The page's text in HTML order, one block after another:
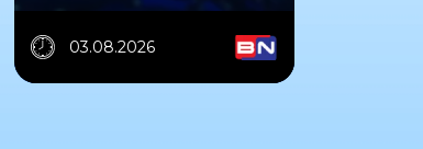
03.08.2026